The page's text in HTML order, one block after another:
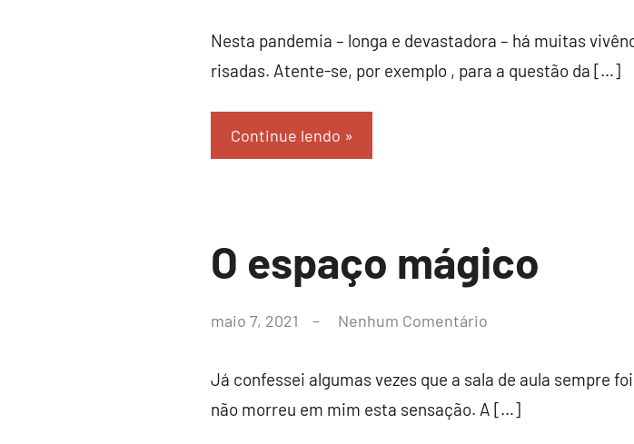
Nesta pandemia – longa e devastadora – há muitas
risadas. Atente-se, por exemplo , para a questão da […]
Continue lendo
Crônicas
O espaço mágico
por
maio 7, 2021 Nenhum Comentário
Já confessei algumas vezes que a sala de aula sempre
não morreu em mim esta sensação. A […]